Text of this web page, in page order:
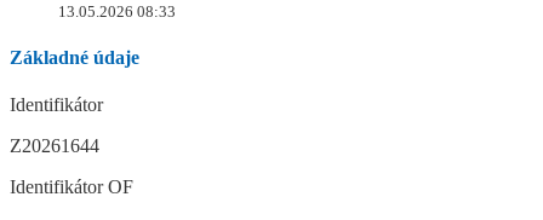
13.05.2026 08:33
Základné údaje
Identifikátor
Z20261644
Identifikátor OF